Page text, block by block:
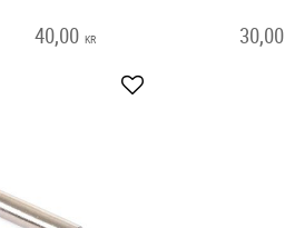
40,00 KR
Add to favorites
30,00